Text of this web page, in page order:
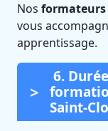
Nos
vous
apprentissage.
6.
Saint-